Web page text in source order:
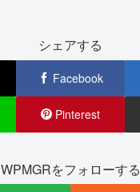
シェアする
Facebook
Pinterest
WPMGRをフォローする